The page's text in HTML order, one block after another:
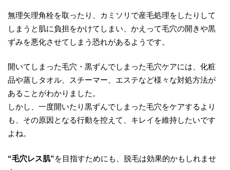
無理矢理角栓を取ったり、カミソリで産毛処理をしたりして
しまうと肌に負担をかけてしまい、かえって毛穴の開きや黒
ずみを悪化させてしまう恐れがあるようです。
開いてしまった毛穴・黒ずんでしまった毛穴ケアには、化粧
品や蒸しタオル、スチーマー、エステなど様々な対処方法が
あることがわかりました。
しかし、一度開いたり黒ずんでしまった毛穴をケアするより
も、その原因となる行動を控えて、キレイを維持したいです
よね。
“毛穴レス肌”を目指すためにも、脱毛は効果的かもしれませ